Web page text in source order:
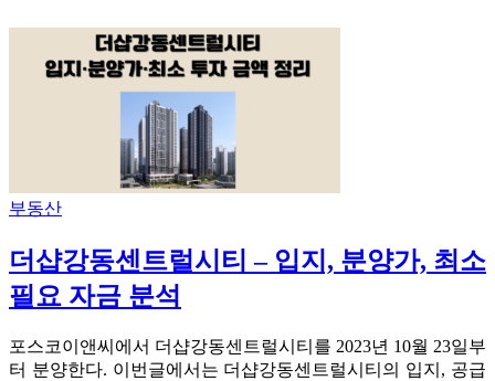
부동산
더샵강동센트럴시티 – 입지, 분양가, 최소
필요 자금 분석
포스코이앤씨에서 더샵강동센트럴시티를 2023년 10월 23일부
터 분양한다. 이번글에서는 더샵강동센트럴시티의 입지, 공급